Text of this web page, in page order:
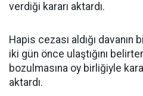
verdiği kararı aktardı.
Hapis cezası aldığı
iki gün önce ulaştığını
bozulmasına oy birliğiyle
aktardı.